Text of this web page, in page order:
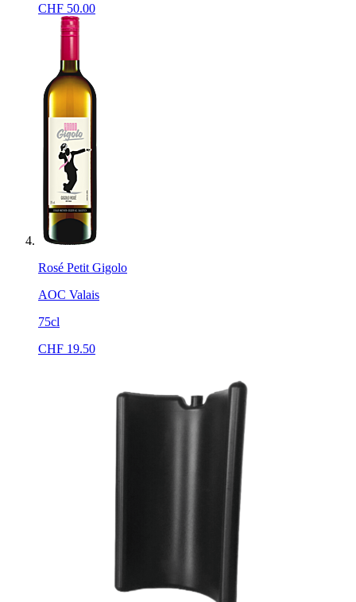
CHF 50.00
Rosé Petit Gigolo
AOC Valais
75cl
CHF 19.50